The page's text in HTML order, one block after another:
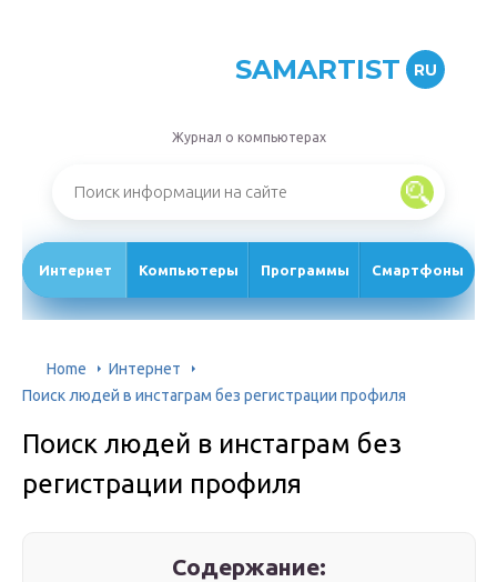
SAMARTIST RU
Журнал о компьютерах
Интернет Компьютеры Программы Смартфоны
Home
Интернет
Поиск людей в инстаграм без регистрации профиля
Поиск людей в инстаграм без
регистрации профиля
Содержание: